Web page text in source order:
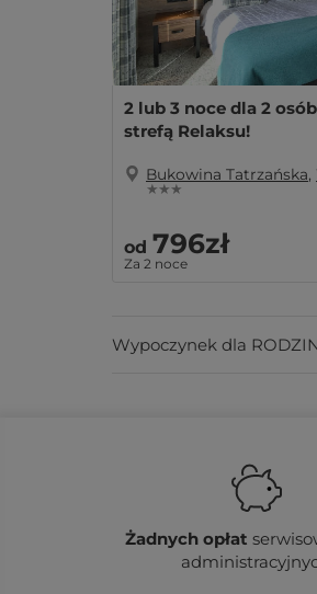
2 lub 3 noce dla 2
strefą Relaksu!
Bukowina Tatrzańska,
★ ★ ★
od 796zł
Za 2 noce
Wypoczynek dla
Żadnych opłat